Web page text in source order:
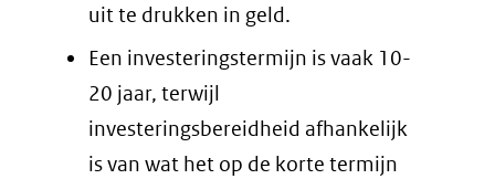
uit te drukken in geld.
Een investeringstermijn is vaak 10-
20 jaar, terwijl
investeringsbereidheid afhankelijk
is van wat het op de korte termijn